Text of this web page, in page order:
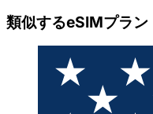
類似するeSIMプラン